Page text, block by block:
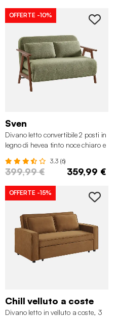
OFFERTE -10%
Sven
Divano letto convertibile 2 posti in
legno di hevea tinto noce chiaro e
3.3 (6)
399,99 € 359,99 €
OFFERTE -15%
Chill velluto a coste
Divano letto in velluto a coste, 3